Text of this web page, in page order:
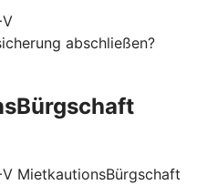
abschließen?
MietkautionsBürgschaft